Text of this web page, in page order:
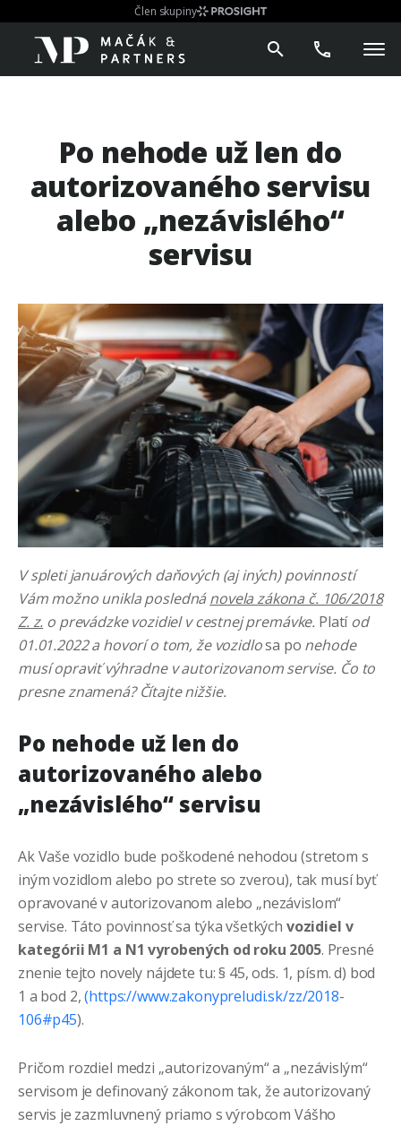
Člen skupiny
Po nehode už len do
autorizovaného servisu
alebo „nezávislého“
servisu
V spleti januárových daňových (aj iných) povinností
Vám možno unikla poslednánovela zákona č. 106/2018
Z. z. o prevádzke vozidiel v cestnej premávke. Platíod
01.01.2022 a hovorí o tom, že vozidlosa po nehode
musí opraviť výhradne v autorizovanom servise. Čo to
presne znamená? Čítajte nižšie.
Po nehode už len do
autorizovaného alebo
„nezávislého“ servisu
Ak Vaše vozidlo bude poškodené nehodou (stretom s
iným vozidlom alebo po strete so zverou), tak musí byť
opravované v autorizovanom alebo „nezávislom“
servise. Táto povinnosť sa týka všetkých vozidiel v
kategórii M1 a N1 vyrobených od roku 2005. Presné
znenie tejto novely nájdete tu: § 45, ods. 1, písm. d) bod
1 a bod 2,(https://www.zakonypreludi.sk/zz/2018-
106#p45).
Pričom rozdiel medzi „autorizovaným“ a „nezávislým“
servisom je definovaný zákonom tak, že autorizovaný
servis je zazmluvnený priamo s výrobcom Vášho